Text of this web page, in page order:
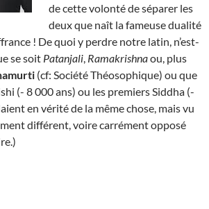
de cette volonté de séparer les
deux que naît la fameuse dualité
! De quoi y perdre notre latin, n’est-
se soit Patanjali Ramakrishnaou, plus
(cf: Société Théosophique) ou que
(- 8 000 ans) ou les premiers Siddha (-
en vérité de la même chose, mais vu
différent, voire carrément opposé